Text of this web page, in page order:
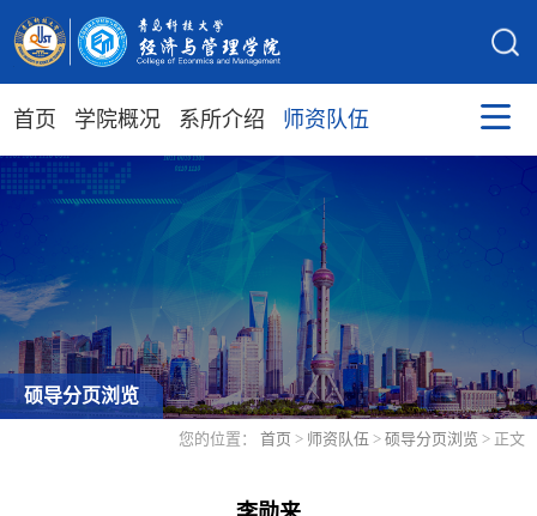
首页 学院概况 系所介绍 师资队伍
硕导分页浏览
您的位置： 首页 > 师资队伍 > 硕导分页浏览 > 正文